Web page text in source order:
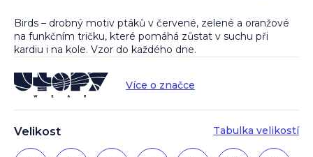
Velikost Tabulka velikostí
Birds – drobný motiv ptáků v červené, zelené a oranžové
na funkčním tričku, které pomáhá zůstat v suchu při
kardiu i na kole. Vzor do každého dne.
Více o značce